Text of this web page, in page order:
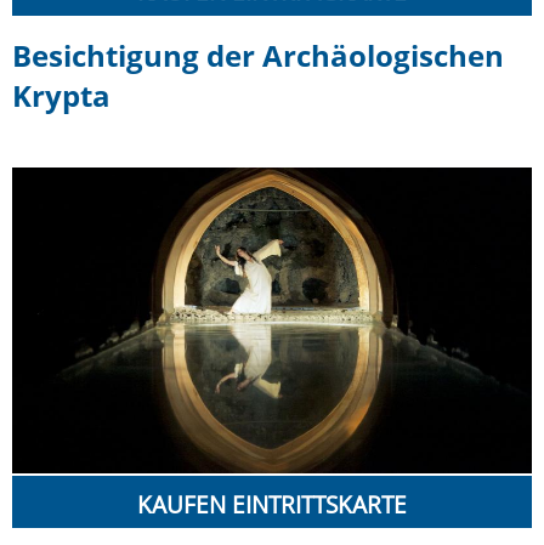
Besichtigung der Archäologischen
Krypta
KAUFEN EINTRITTSKARTE